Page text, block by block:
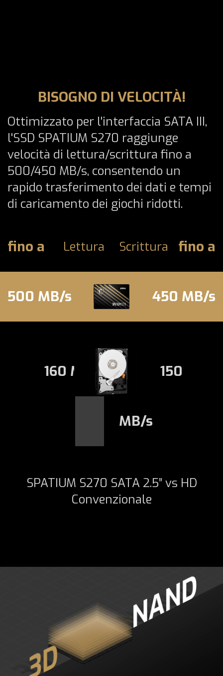
BISOGNO DI VELOCITÀ!
Ottimizzato per l'interfaccia SATA III,
l'SSD SPATIUM S270 raggiunge
velocità di lettura/scrittura fino a
500/450 MB/s, consentendo un
rapido trasferimento dei dati e tempi
di caricamento dei giochi ridotti.
fino a Lettura Scrittura fino a
500 MB/s 450 MB/s
160 MB/s 150
MB/s
SPATIUM S270 SATA 2.5” vs HD
Convenzionale